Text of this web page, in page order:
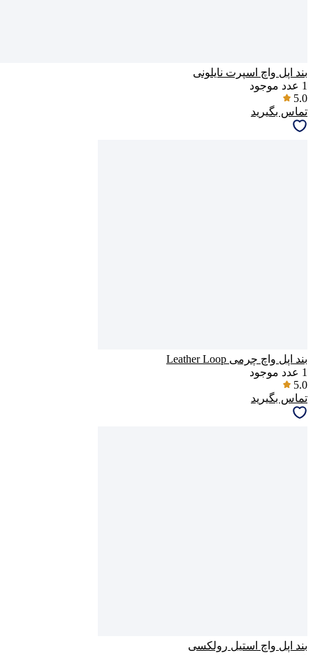
بند اپل واچ اسپرت نایلونی
1 عدد موجود
5.0
تماس بگیرید
بند اپل واچ چرمی Leather Loop
1 عدد موجود
5.0
تماس بگیرید
بند اپل واچ استیل رولکسی